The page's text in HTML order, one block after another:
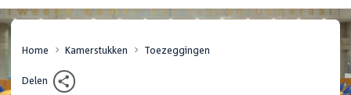
Home Kamerstukken Toezeggingen
Delen